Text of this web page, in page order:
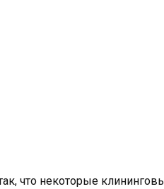
что некоторые